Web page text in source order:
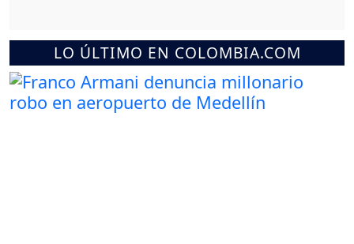
LO ÚLTIMO EN COLOMBIA.COM